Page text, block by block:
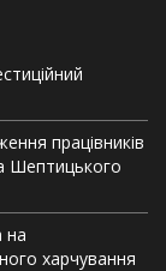
працівників
Шептицького
на
харчування